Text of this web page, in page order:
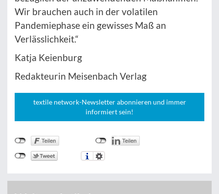
Wir brauchen auch in der volatilen
Pandemiephase ein gewisses Maß an
Verlässlichkeit.“
Katja Keienburg
Redakteurin Meisenbach Verlag
textile network-Newsletter abonnieren und immer
informiert sein!